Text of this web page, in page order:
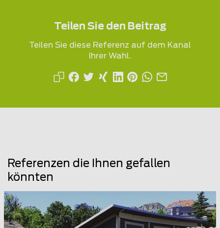
Teilen Sie den Beitrag
Teilen Sie diese Referenz auf dem Kanal
Ihrer Wahl.
Referenzen die Ihnen gefallen
könnten